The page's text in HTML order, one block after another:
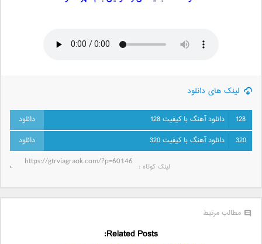
لینک های دانلود
128
دانلود آهنگ با کیفیت 128
320
دانلود آهنگ با کیفیت 320
لینک کوتاه‌ :
مطالب مرتبط
Related Posts: